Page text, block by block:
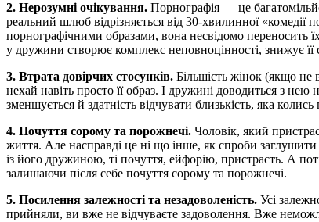
2. Нерозумні очікування. Порнографія — це
реальний шлюб відрізняється від 30-хвилинної
порнографічними образами, вона несвідомо переносить
у дружини створює комплекс неповноцінності, знижує її
3. Втрата довірчих стосунків. Більшість жінок (якщо не
нехай навіть просто її образ. І дружині доводиться з
зменшується й здатність відчувати близькість, яка
4. Почуття сорому та порожнечі. Чоловік, який
життя. Але насправді це ні що інше, як спроби
із його дружиною, ті почуття, ейфорію, пристрасть. А
залишаючи після себе почуття сорому та порожнечі.
5. Посилення залежності та незадоволеність. Усі
прийняли, ви вже не відчуваєте задоволення. Вже